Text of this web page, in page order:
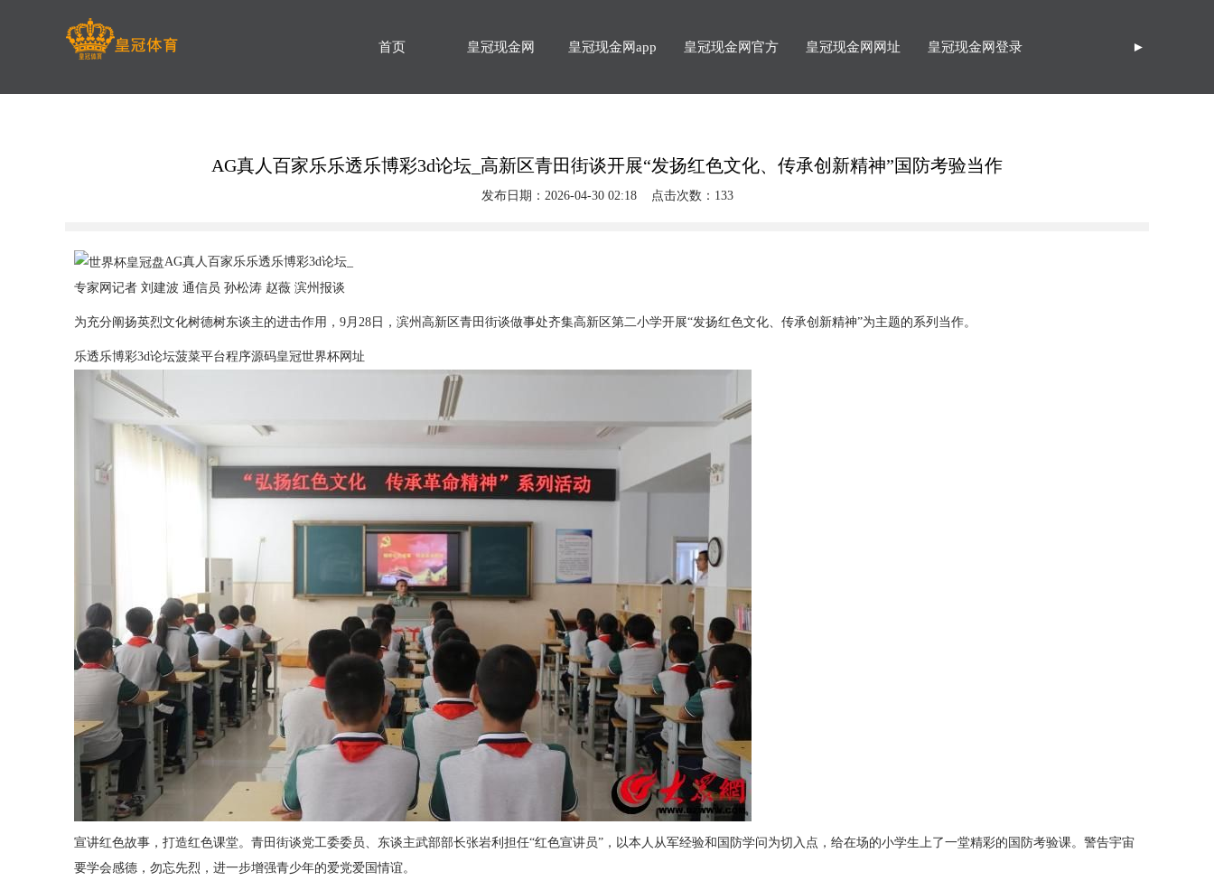
首页 皇冠现金网 皇冠现金网app 皇冠现金网官方 皇冠现金网网址 皇冠现金网登录 ►
AG真人百家乐乐透乐博彩3d论坛_高新区青田街谈开展“发扬红色文化、传承创新精神”国防考验当作
发布日期：2026-04-30 02:18 点击次数：133
AG真人百家乐乐透乐博彩3d论坛_
专家网记者 刘建波 通信员 孙松涛 赵薇 滨州报谈
为充分阐扬英烈文化树德树东谈主的进击作用，9月28日，滨州高新区青田街谈做事处齐集高新区第二小学开展“发扬红色文化、传承创新精神”为主题的系列当作。
乐透乐博彩3d论坛菠菜平台程序源码皇冠世界杯网址
宣讲红色故事，打造红色课堂。青田街谈党工委委员、东谈主武部部长张岩利担任“红色宣讲员”，以本人从军经验和国防学问为切入点，给在场的小学生上了一堂精彩的国防考验课。警告宇宙
要学会感德，勿忘先烈，进一步增强青少年的爱党爱国情谊。